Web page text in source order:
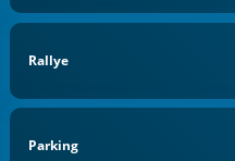
Rallye
Parking